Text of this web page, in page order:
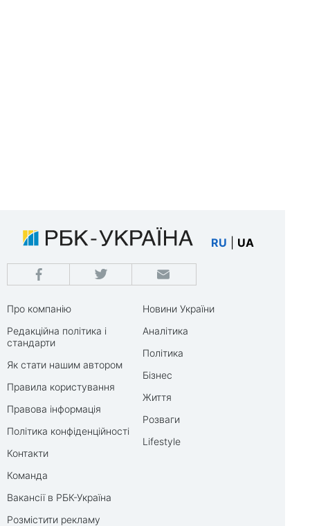
RU UA
Про компанію
Редакційна політика і
стандарти
Як стати нашим автором
Правила користування
Правова інформація
Політика конфіденційності
Контакти
Команда
Вакансії в РБК-Україна
Розмістити рекламу
Новини України
Аналітика
Політика
Бізнес
Життя
Розваги
Lifestyle